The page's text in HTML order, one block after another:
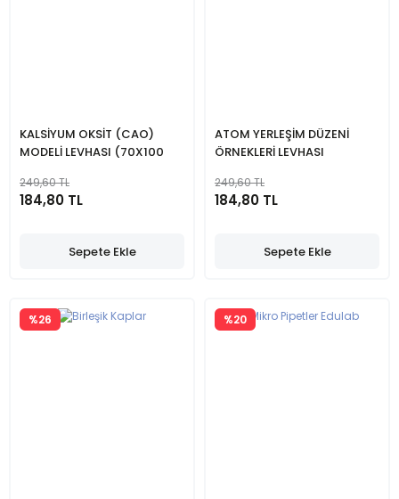
KALSİYUM OKSİT (CAO)
MODELİ LEVHASI (70X100
249,60 TL
184,80 TL
Sepete Ekle
ATOM YERLEŞİM DÜZENİ
ÖRNEKLERİ LEVHASI
249,60 TL
184,80 TL
Sepete Ekle
%26 %20